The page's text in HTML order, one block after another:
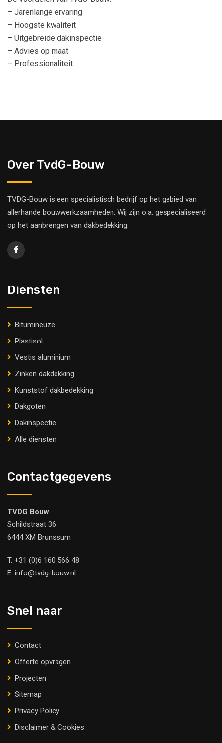
– Jarenlange ervaring
– Hoogste kwaliteit
– Uitgebreide dakinspectie
– Advies op maat
– Professionaliteit
Over TvdG-Bouw
TVDG-Bouw is een specialistisch bedrijf op het gebied van
allerhande bouwwerkzaamheden. Wij zijn o.a. gespecialiseerd
op het aanbrengen van dakbedekking.
Diensten
Bitumineuze
Plastisol
Vestis aluminium
Zinken dakdekking
Kunststof dakbedekking
Dakgoten
Dakinspectie
Alle diensten
Contactgegevens
TVDG Bouw
Schildstraat 36
6444 XM Brunssum
T. +31 (0)6 160 566 48
E. info@tvdg-bouw.nl
Snel naar
Contact
Offerte opvragen
Projecten
Sitemap
Privacy Policy
Disclaimer & Cookies